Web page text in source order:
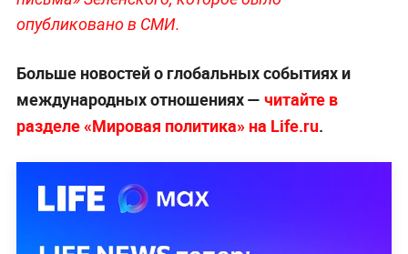
опубликовано в СМИ.
Больше новостей о глобальных событиях и
международных отношениях — читайте в
разделе «Мировая политика» на Life.ru.